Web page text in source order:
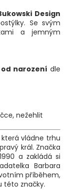
Design
Se svým
a jemným
od narození dle
nežehlit
která vládne trhu
král. Značka
a zakládá si
Barbara
příběhem,
této značky.